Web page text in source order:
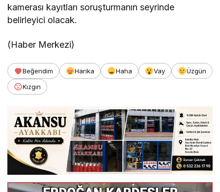
kamerası kayıtları soruşturmanın seyrinde
belirleyici olacak.
(Haber Merkezi)
Beğendim Harika Haha Vay
Üzgün
Kızgın